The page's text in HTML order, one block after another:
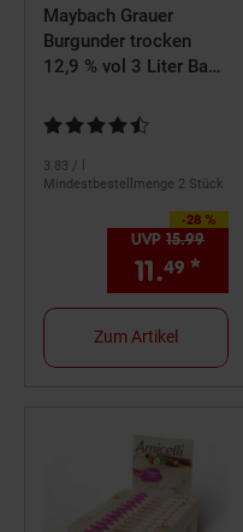
Maybach Grauer
Burgunder trocken
12,9 % vol 3 Liter Bag
Kundenbewertung: 4,5
3.83 / l
Mindestbestellmenge 2 Stück
-28 %
Sie Sparen 28
UVP 15.99
11.49 *
Zum Artikel